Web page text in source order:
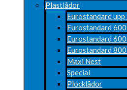
Plastlådor
Eurostandard
Eurostandard
Eurostandard
Eurostandard
Maxi Nest
Special
Plocklådor